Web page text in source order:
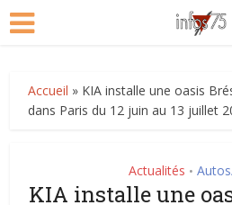
Accueil » KIA installe une oasis
dans Paris du 12 juin au 13 juillet
Actualités •
KIA installe une